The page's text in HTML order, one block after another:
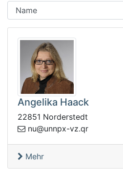
Angelika Haack
22851 Norderstedt
rq
.zv-xpnnu@un
Mehr